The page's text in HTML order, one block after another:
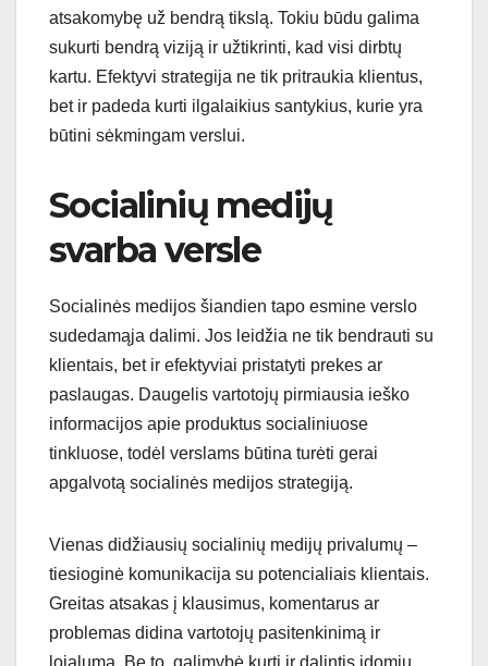
atsakomybę už bendrą tikslą. Tokiu būdu galima
sukurti bendrą viziją ir užtikrinti, kad visi dirbtų
kartu. Efektyvi strategija ne tik pritraukia klientus,
bet ir padeda kurti ilgalaikius santykius, kurie yra
būtini sėkmingam verslui.
Socialinių medijų
svarba versle
Socialinės medijos šiandien tapo esmine verslo
sudedamąja dalimi. Jos leidžia ne tik bendrauti su
klientais, bet ir efektyviai pristatyti prekes ar
paslaugas. Daugelis vartotojų pirmiausia ieško
informacijos apie produktus socialiniuose
tinkluose, todėl verslams būtina turėti gerai
apgalvotą socialinės medijos strategiją.
Vienas didžiausių socialinių medijų privalumų –
tiesioginė komunikacija su potencialiais klientais.
Greitas atsakas į klausimus, komentarus ar
problemas didina vartotojų pasitenkinimą ir